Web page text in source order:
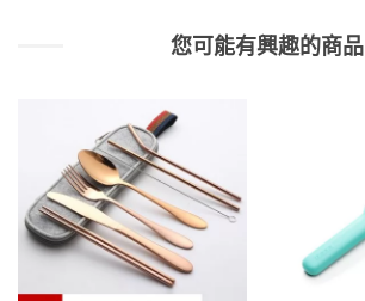
您可能有興趣的商品